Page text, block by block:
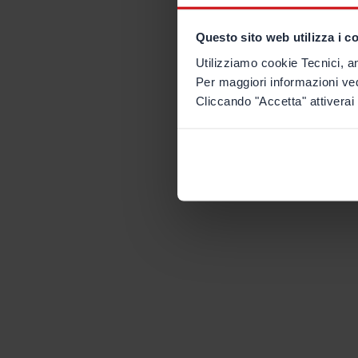
Questo sito web utilizza i
Utilizziamo cookie Tecnici,
Per maggiori informazioni
Cliccando "Accetta"